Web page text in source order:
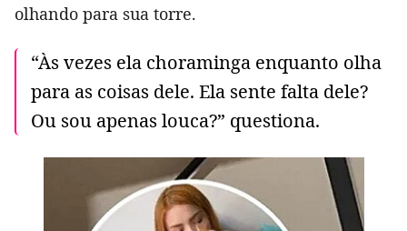
olhando para sua torre.
“Às vezes ela choraminga enquanto olha
para as coisas dele. Ela sente falta dele?
Ou sou apenas louca?” questiona.